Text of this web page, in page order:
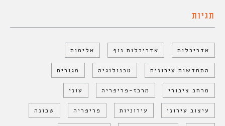
תגיות
אדריכלות אדריכלות נוף אלימות
התחדשות עירונית טכנולוגיה מגורים
מרחב ציבורי מרכז-פריפריה עוני
עיצוב עירוני עירוניות פריפריה שכונה